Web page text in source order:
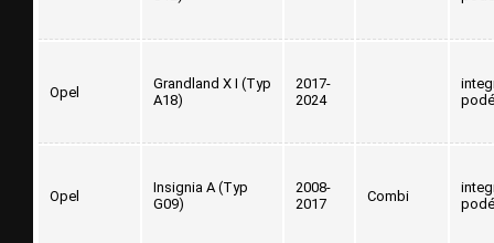
Opel
Grandland X I (Typ
A18)
2017-
2024
Opel
Insignia A (Typ
G09)
2008-
2017
Combi